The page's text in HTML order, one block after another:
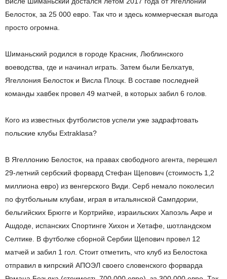
Белосток, за 25 000 евро. Так что и здесь коммерческая выгода
просто огромна.
Шиманьский родился в городе Красник, Люблинского
воеводства, где и начинал играть. Затем были Белхатув,
Ягеллония Белосток и Висла Плоцк. В составе последней
команды хавбек провел 49 матчей, в которых забил 6 голов.
Кого из известных футболистов успели уже задрафтовать
польские клубы Extraklasa?
В Ягеллонию Белосток, на правах свободного агента, перешел
29-летний сербский форвард Стефан Щепович (стоимость 1,2
миллиона евро) из венгерского Види. Серб немало поколесил
по футбольным клубам, играя в итальянской Сампдории,
бельгийских Брюгге и Кортрийке, израильских Хапоэль Акре и
Ашдоде, испанских Спортинге Хихон и Хетафе, шотландском
Селтике. В футболке сборной Сербии Щепович провел 12
матчей и забил 1 гол. Стоит отметить, что клуб из Белостока
отправил в кипрский АПОЭЛ своего словенского форварда